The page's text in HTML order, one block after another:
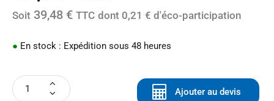
Soit 39,48 € TTC dont 0,21 € d'éco-participation
● En stock : Expédition sous 48 heures
Ajouter au devis